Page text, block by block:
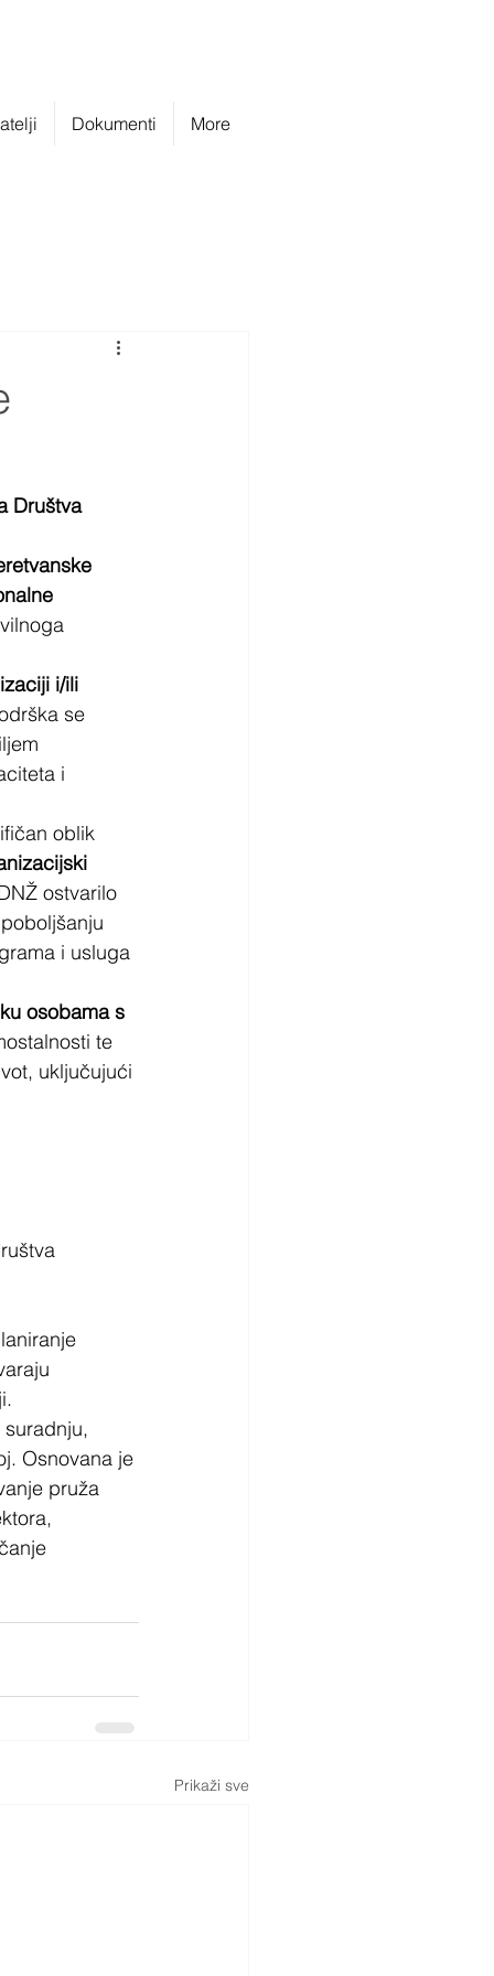
Dokumenti More
Društva
i/ili
se
i
oblik
ostvarilo
i usluga
osobama s
te
uključujući
Osnovana je
pruža
Prikaži sve